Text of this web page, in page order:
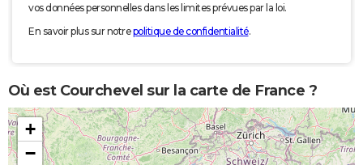
vos données personnelles dans les limites prévues par la loi.
En savoir plus sur notrepolitique de confidentialité.
Où est Courchevel sur la carte de France ?
+
−